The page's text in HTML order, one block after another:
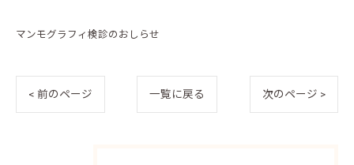
マンモグラフィ検診のおしらせ
< 前のページ 一覧に戻る 次のページ >